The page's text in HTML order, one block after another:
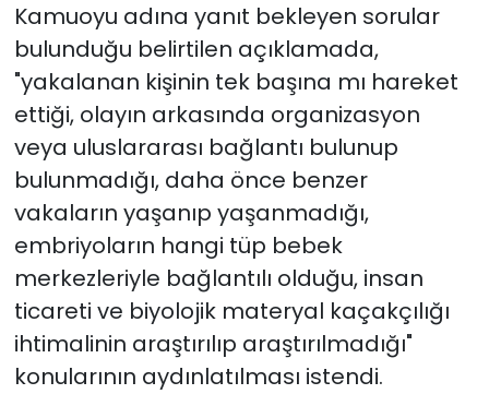
Kamuoyu adına yanıt bekleyen sorular
bulunduğu belirtilen açıklamada,
"yakalanan kişinin tek başına mı hareket
ettiği, olayın arkasında organizasyon
veya uluslararası bağlantı bulunup
bulunmadığı, daha önce benzer
vakaların yaşanıp yaşanmadığı,
embriyoların hangi tüp bebek
merkezleriyle bağlantılı olduğu, insan
ticareti ve biyolojik materyal kaçakçılığı
ihtimalinin araştırılıp araştırılmadığı"
konularının aydınlatılması istendi.